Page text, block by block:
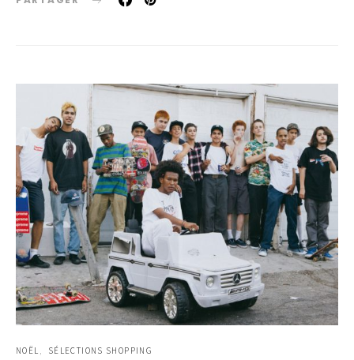
NOËL SÉLECTIONS SHOPPING